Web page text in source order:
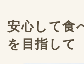
安心して食
を目指して